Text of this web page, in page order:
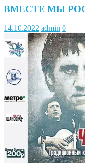
ВМЕСТЕ МЫ
14.10.2022 admin 0